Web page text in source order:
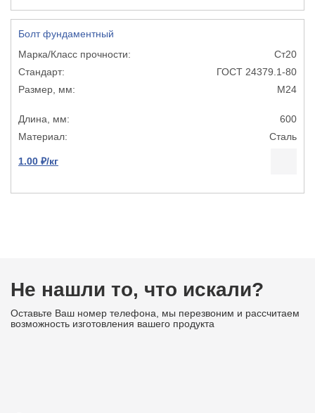
Болт фундаментный
Ст20
ГОСТ 24379.1-80
М24
600
Сталь
1.00 ₽/кг
Не нашли то, что искали?
Оставьте Ваш номер телефона, мы перезвоним и рассчитаем
возможность изготовления вашего продукта